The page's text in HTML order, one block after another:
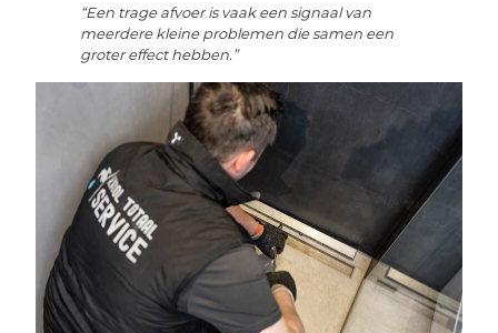
“Een trage afvoer is vaak een signaal van
meerdere kleine problemen die samen een
groter effect hebben.”